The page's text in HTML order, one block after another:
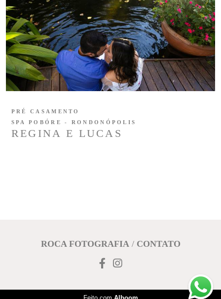
REGINA E LUCAS
PRÉ CASAMENTO
SPA POBÓRE - RONDONÓPOLIS
ROCA FOTOGRAFIA/ CONTATO